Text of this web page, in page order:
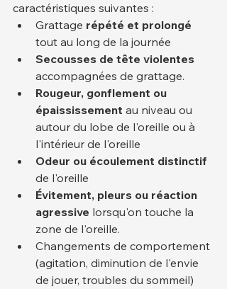
caractéristiques suivantes :
Grattage répété et prolongé
tout au long de la journée
Secousses de tête violentes
accompagnées de grattage.
Rougeur, gonflement ou
épaississement au niveau ou
autour du lobe de l'oreille ou à
l'intérieur de l'oreille
Odeur ou écoulement distinctif
de l'oreille
Évitement, pleurs ou réaction
agressive lorsqu'on touche la
zone de l'oreille.
Changements de comportement
(agitation, diminution de l'envie
de jouer, troubles du sommeil)